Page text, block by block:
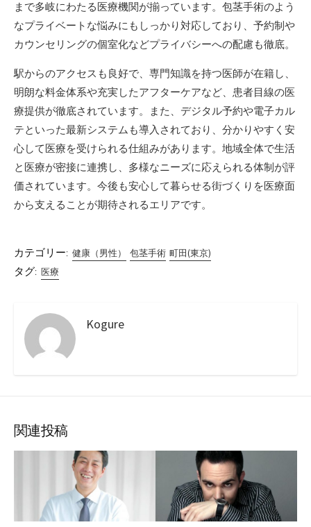
まで多岐にわたる医療機関が揃っています。包茎手術のよう
なプライベートな悩みにもしっかり対応しており、予約制や
カウンセリングの個室化などプライバシーへの配慮も徹底。
駅からのアクセスも良好で、専門知識を持つ医師が在籍し、
明朗な料金体系や充実したアフターケアなど、患者目線の医
療提供が徹底されています。また、デジタル予約や電子カル
テといった最新システムも導入されており、分かりやすく安
心して医療を受けられる仕組みがあります。地域全体で生活
と医療が密接に連携し、多様なニーズに応えられる体制が評
価されています。今後も安心して暮らせる街づくりを医療面
から支えることが期待されるエリアです。
カテゴリー: 健康（男性） 包茎手術 町田(東京)
タグ: 医療
Kogure
関連投稿